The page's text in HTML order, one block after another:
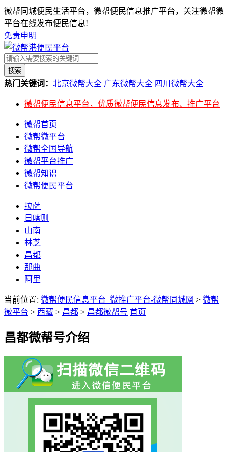
微帮同城便民生活平台，微帮便民信息推广平台，关注微帮微
平台在线发布便民信息!
免责申明
搜索
热门关键词： 北京微帮大全 广东微帮大全 四川微帮大全
微帮便民信息平台，优质微帮便民信息发布、推广平台
微帮首页
微帮微平台
微帮全国导航
微帮平台推广
微帮知识
微帮便民平台
拉萨
日喀则
山南
林芝
昌都
那曲
阿里
当前位置: 微帮便民信息平台_微推广平台-微帮同城网 > 微帮
微平台 > 西藏 > 昌都 > 昌都微帮号 首页
昌都微帮号介绍